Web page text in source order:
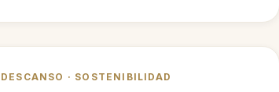
DESCANSO · SOSTENIBILIDAD